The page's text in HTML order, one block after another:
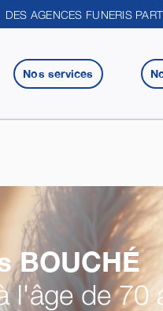
DES AGENCES FUNERIS
Nos services
BOUCHÉ
l'âge de 70